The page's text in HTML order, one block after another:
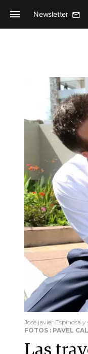
Newsletter
José javier Espinosa
FOTOS : PAVEL
Las